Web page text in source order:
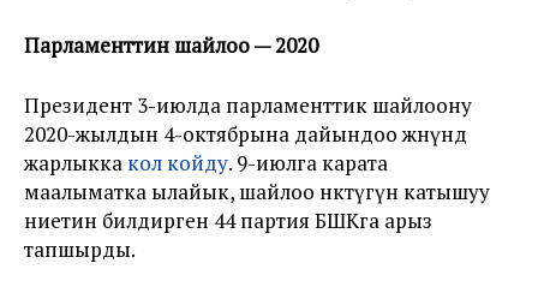
Парламенттин шайлоо — 2020
Президент 3-июлда парламенттик шайлоону
2020-жылдын 4-октябрына дайындоо жөнүндө
жарлыкка кол койду. 9-июлга карата
маалыматка ылайык, шайлоо өнөктүгүнө катышуу
ниетин билдирген 44 партия БШКга арыз
тапшырды.